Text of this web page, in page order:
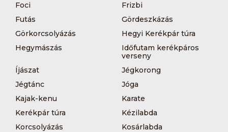
Foci
Frizbi
Futás
Gördeszkázás
Görkorcsolyázás
Hegyi Kerékpár túra
Hegymászás
Időfutam kerékpáros
verseny
Íjászat
Jégkorong
Jégtánc
Jóga
Kajak-kenu
Karate
Kerékpár túra
Kézilabda
Korcsolyázás
Kosárlabda